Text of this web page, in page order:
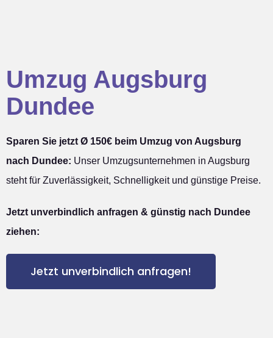
Umzug Augsburg
Dundee
Sparen Sie jetzt Ø 150€ beim Umzug von Augsburg
nach Dundee: Unser Umzugsunternehmen in Augsburg
steht für Zuverlässigkeit, Schnelligkeit und günstige Preise.
Jetzt unverbindlich anfragen & günstig nach Dundee
ziehen:
Jetzt unverbindlich anfragen!